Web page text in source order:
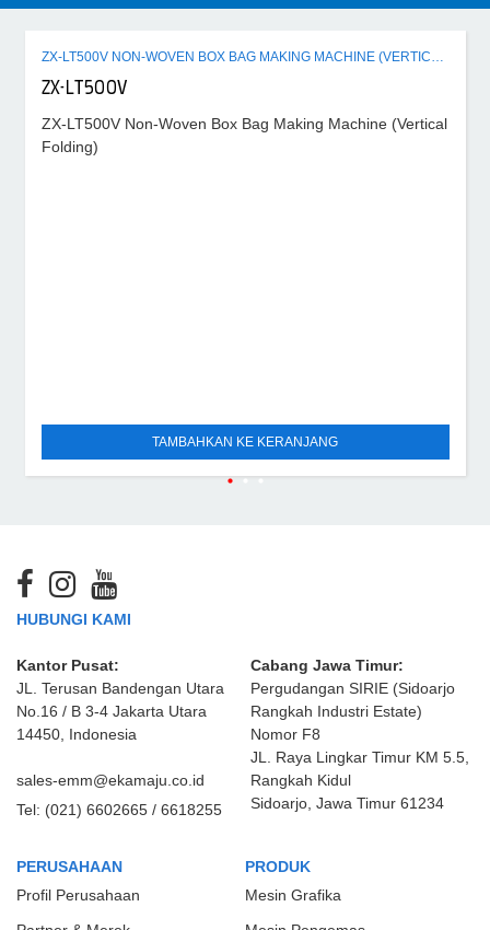
ZX-LT500V NON-WOVEN BOX BAG MAKING MACHINE (VERTICAL FOLDING)
ZX-LT500V
ZX-LT500V Non-Woven Box Bag Making Machine (Vertical
Folding)
TAMBAHKAN KE KERANJANG
HUBUNGI KAMI
Kantor Pusat:
JL. Terusan Bandengan Utara
No.16 / B 3-4 Jakarta Utara
14450, Indonesia
sales-emm@ekamaju.co.id
Tel: (021) 6602665 / 6618255
Cabang Jawa Timur:
Pergudangan SIRIE (Sidoarjo
Rangkah Industri Estate)
Nomor F8
JL. Raya Lingkar Timur KM 5.5,
Rangkah Kidul
Sidoarjo, Jawa Timur 61234
PERUSAHAAN
Profil Perusahaan
PRODUK
Mesin Grafika